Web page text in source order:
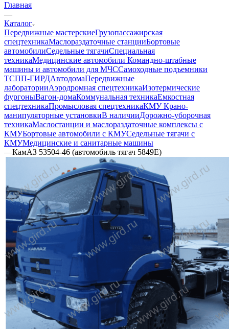
Главная
—
Каталог
Передвижные мастерскиеГрузопассажирская
спецтехникаМаслораздаточные станцииБортовые
автомобилиСедельные тягачиСпециальная
техникаМедицинские автомобили Командно-штабные
машины и автомобили для МЧССамоходные подъемники
ТСПП-ГИРДАвтодомаПередвижные
лабораторииАэродромная спецтехникаИзотермические
фургоныВагон-домаКоммунальная техникаЕмкостная
спецтехникаПромысловая спецтехникаКМУ Крано-
манипуляторные установкиВ наличииДорожно-уборочная
техникаМаслостанции и маслораздаточные комплексы с
КМУБортовые автомобили с КМУСедельные тягачи с
КМУМедицинские и санитарные машины
—КамАЗ 53504-46 (автомобиль тягач 5849Е)